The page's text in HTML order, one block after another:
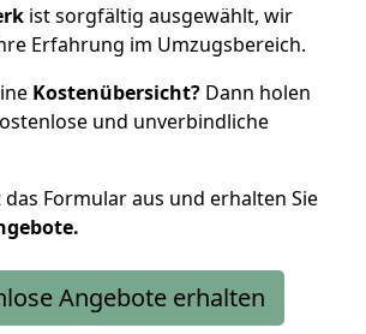
ist sorgfältig ausgewählt, wir
Erfahrung im Umzugsbereich.
Kostenübersicht? Dann holen
und unverbindliche
das Formular aus und erhalten Sie
Angebote erhalten